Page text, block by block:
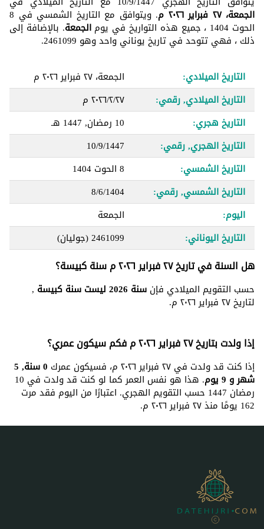
الجمعة، ٢٧ فبراير ٢٠٢٦ م . ويتوافق مع التاريخ الشمسي في 8
الحوت 1404 ، جميع هذه التواريخ في يوم الجمعة. بالإضافة إلى
ذلك ، فهي تتوحد في تاريخ يوناني واحد وهو 2461099.
التاريخ الميلادي:
الجمعة، ٢٧ فبراير ٢٠٢٦ م
التاريخ الميلادي, رقمي:
٢٧‏/٢‏/٢٠٢٦ م
التاريخ هجري:
10 رمضان, 1447 هـ
التاريخ الهجري, رقمي:
10/9/1447
التاريخ الشمسي:
8 الحوت 1404
التاريخ الشمسي, رقمي:
8/6/1404
اليوم:
الجمعة
التاريخ اليوناني:
2461099(جوليان)
هل السنة في تاريخ ٢٧ فبراير ٢٠٢٦ م سنة كبيسة؟
حسب التقويم الميلادي فإن سنة 2026 ليست سنة كبيسة ,
لتاريخ ٢٧ فبراير ٢٠٢٦ م.
إذا ولدت بتاريخ ٢٧ فبراير ٢٠٢٦ م فكم سيكون عمري؟
إذا كنت قد ولدت في ٢٧ فبراير ٢٠٢٦ م، فسيكون عمرك 0 سنة, 5
شهر و 9 يوم . هذا هو نفس العمر كما لو كنت قد ولدت في 10
رمضان 1447 حسب التقويم الهجري. اعتبارًا من اليوم فقد مرت
162 يومًا منذ ٢٧ فبراير ٢٠٢٦ م.